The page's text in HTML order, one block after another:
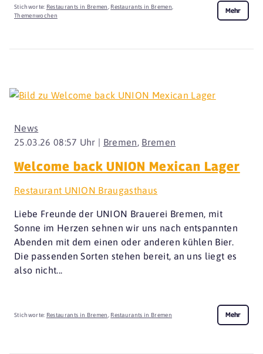
Stichworte: Restaurants in Bremen Restaurants in Bremen
Themenwochen
Mehr
25.03.26 08:57 Uhr | Bremen, Bremen
News
Welcome back UNION Mexican Lager
Restaurant UNION Braugasthaus
Liebe Freunde der UNION Brauerei Bremen, mit
Sonne im Herzen sehnen wir uns nach entspannten
Abenden mit dem einen oder anderen kühlen Bier.
Die passenden Sorten stehen bereit, an uns liegt es
also nicht...
Stichworte: Restaurants in Bremen, Restaurants in Bremen Mehr